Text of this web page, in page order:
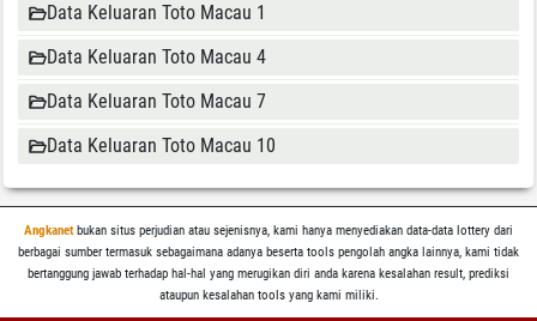
Data Keluaran Toto Macau 1
Data Keluaran Toto Macau 4
Data Keluaran Toto Macau 7
Data Keluaran Toto Macau 10
Angkanetbukan situs perjudian atau sejenisnya, kami hanya menyediakan data-data lottery dari
berbagai sumber termasuk sebagaimana adanya beserta tools pengolah angka lainnya, kami tidak
bertanggung jawab terhadap hal-hal yang merugikan diri anda karena kesalahan result, prediksi
ataupun kesalahan tools yang kami miliki.